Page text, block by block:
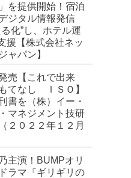
を提供開始！宿泊
ジタル情報発信
る化”し、ホテル運
援【株式会社ネッ
ャパン】
売【これで出来
てなし ＩＳＯ】
書を（株）イー・
マネジメント技研
２０２２年１２月
主演！BUMPオリ
ラマ『ギリギリの